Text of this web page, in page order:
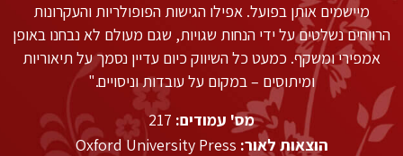
מיישמים אותן בפועל. אפילו הגישות הפופולריות והעקרונות
הרווחים נשלטים על ידי הנחות שגויות, שגם מעולם לא נבחנו באופן
אמפירי ומשקף. כמעט כל השיווק כיום עדיין נסמך על תיאוריות
ומיתוסים – במקום על עובדות וניסויים."
מס' עמודים:
הוצאות לאור: